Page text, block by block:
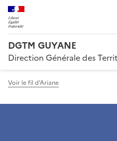
DGTM GUYANE
Direction Générale des
Voir le fil d'Ariane